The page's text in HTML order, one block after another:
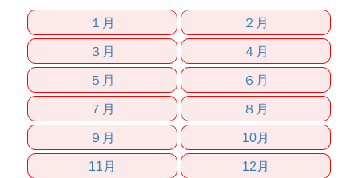
１月
２月
３月
４月
５月
６月
７月
８月
９月
10月
11月
12月